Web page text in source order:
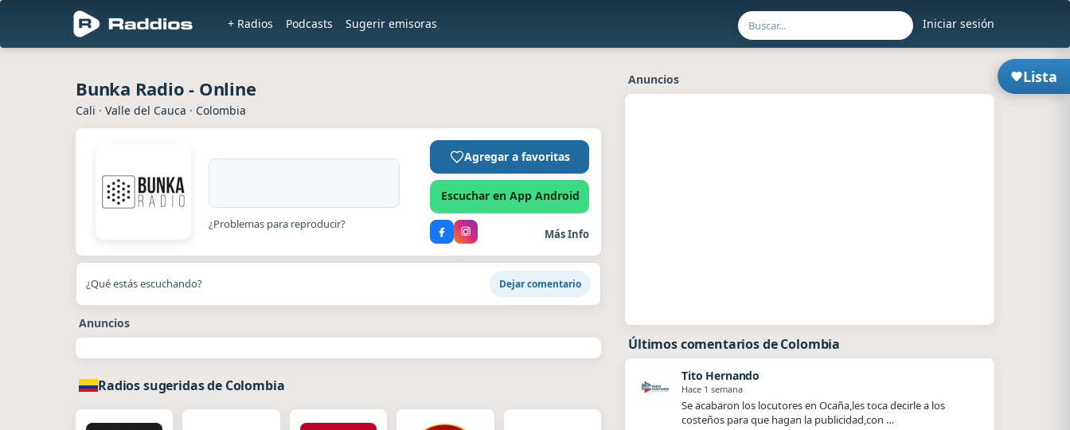
Iniciar sesión
+ Radios Podcasts Sugerir emisoras
Lista
Bunka Radio - Online
Cali · Valle del Cauca · Colombia
¿Problemas para reproducir?
Agregar a favoritas
Escuchar en App Android
Más Info
¿Qué estás escuchando? Dejar comentario
Anuncios
Radios sugeridas de Colombia
Anuncios
Últimos comentarios de Colombia
Tito Hernando
Hace 1 semana
Se acabaron los locutores en Ocaña,les toca decirle a los
costeños para que hagan la publicidad,con …